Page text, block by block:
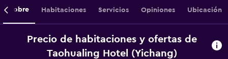
Sobre Habitaciones Servicios Opiniones Ubicación
Precio de habitaciones y ofertas de
Taohualing Hotel (Yichang)